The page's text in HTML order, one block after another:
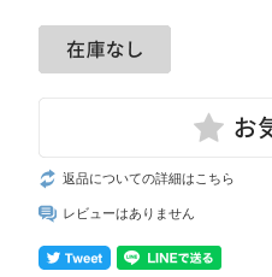
返品についての詳細はこちら
レビューはありません